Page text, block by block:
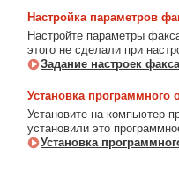
Настройка параметров
Настройте параметры
этого не сделали при
Задание настроек
Установка
Установите на компьютер
установили это
Установка